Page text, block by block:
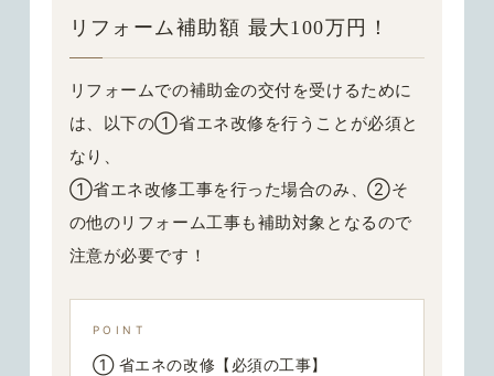
リフォーム補助額 最大100万円！
リフォームでの補助金の交付を受けるために
は、以下の①省エネ改修を行うことが必須と
なり、
①省エネ改修工事を行った場合のみ、②そ
の他のリフォーム工事も補助対象となるので
注意が必要です！
POINT
① 省エネの改修【必須の工事】